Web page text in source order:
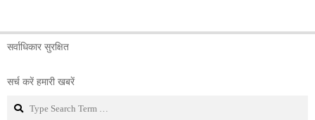
सर्वाधिकार सुरक्षित
सर्च करें हमारी खबरें